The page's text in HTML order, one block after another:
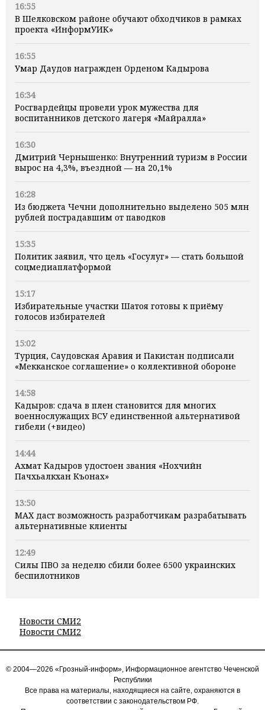
16:55
В Шелковском районе обучают обходчиков в рамках
проекта «ИнформУИК»
16:55
Умар Даудов награжден Орденом Кадырова
16:34
Росгвардейцы провели урок мужества для
воспитанников детского лагеря «Майралла»
16:30
Дмитрий Чернышенко: Внутренний туризм в России
вырос на 4,3%, въездной — на 20,1%
16:28
Из бюджета Чечни дополнительно выделено 505 млн
рублей пострадавшим от паводков
15:35
Политик заявил, что цель «Госулуг» — стать большой
соцмедиаплатформой
15:17
Избирательные участки Шатоя готовы к приёму
голосов избирателей
15:02
Турция, Саудовская Аравия и Пакистан подписали
«Мекканское соглашение» о коллективной обороне
14:58
Кадыров: сдача в плен становится для многих
военнослужащих ВСУ единственной альтернативой
гибели (+видео)
14:44
Ахмат Кадыров удостоен звания «Нохчийн
Пачхьалкхан Къонах»
13:50
MAX даст возможность разработчикам разрабатывать
альтернативные клиенты
12:49
Силы ПВО за неделю сбили более 6500 украинских
беспилотников
Новости СМИ2
Новости СМИ2
© 2004—2026 «Грозный-информ», Информационное агентство Чеченской
Республики
Все права на материалы, находящиеся на сайте, охраняются в
соответствии с законодательством РФ.